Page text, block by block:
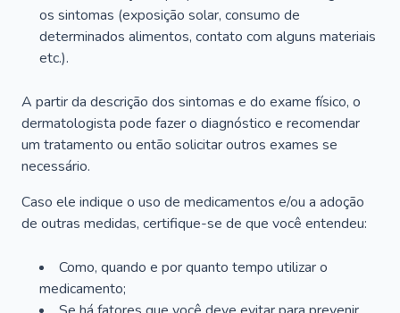
os sintomas (exposição solar, consumo de
determinados alimentos, contato com alguns materiais
etc.).
A partir da descrição dos sintomas e do exame físico, o
dermatologista pode fazer o diagnóstico e recomendar
um tratamento ou então solicitar outros exames se
necessário.
Caso ele indique o uso de medicamentos e/ou a adoção
de outras medidas, certifique-se de que você entendeu:
Como, quando e por quanto tempo utilizar o
medicamento;